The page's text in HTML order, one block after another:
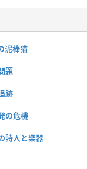
泥棒猫
題
跡
の危機
詩人と楽器